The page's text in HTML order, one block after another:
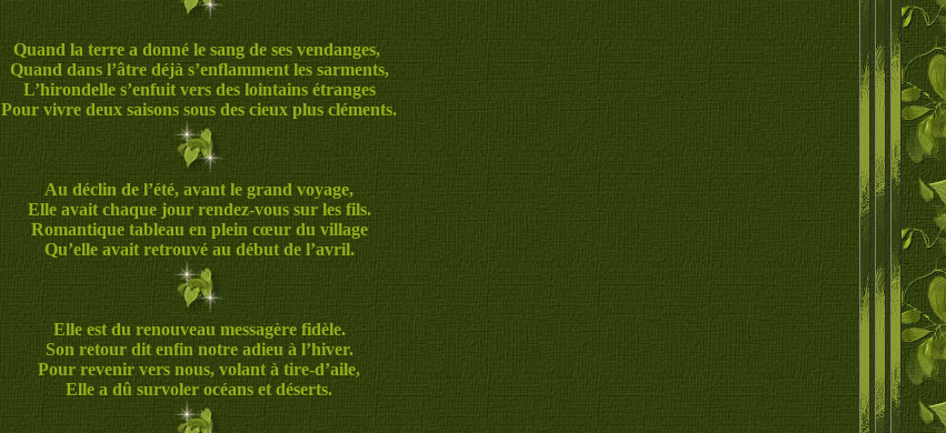
Quand la terre a donné le sang de ses vendanges,
Quand dans l’âtre déjà s’enflamment les sarments,
L’hirondelle s’enfuit vers des lointains étranges
Pour vivre deux saisons sous des cieux plus cléments.
Au déclin de l’été, avant le grand voyage,
Elle avait chaque jour rendez-vous sur les fils.
Romantique tableau en plein cœur du village
Qu’elle avait retrouvé au début de l’avril.
Elle est du renouveau messagère fidèle.
Son retour dit enfin notre adieu à l’hiver.
Pour revenir vers nous, volant à tire-d’aile,
Elle a dû survoler océans et déserts.